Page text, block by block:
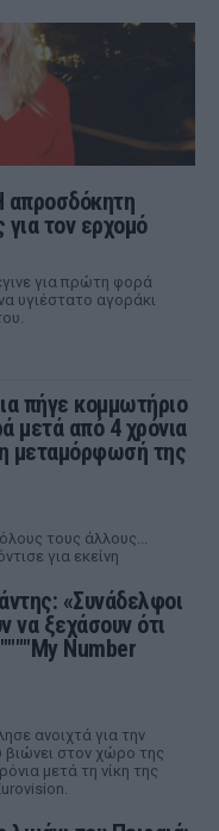
απροσδόκητη
τον ερχομό
για πρώτη φορά
υγιέστατο αγοράκι
πήγε κομμωτήριο
μετά από 4 χρόνια
μεταμόρφωσή της
τους άλλους...
για εκείνη
«Συνάδελφοι
να ξεχάσουν ότι
Number
ανοιχτά για την
βιώνει στον χώρο της
μετά τη νίκη της